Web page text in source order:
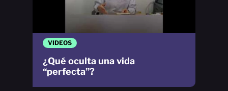
VIDEOS
¿Qué oculta una vida
“perfecta”?